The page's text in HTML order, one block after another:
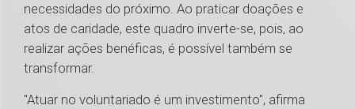
necessidades do próximo. Ao praticar doações e
atos de caridade, este quadro inverte-se, pois, ao
realizar ações benéficas, é possível também se
transformar.
"Atuar no voluntariado é um investimento", afirma